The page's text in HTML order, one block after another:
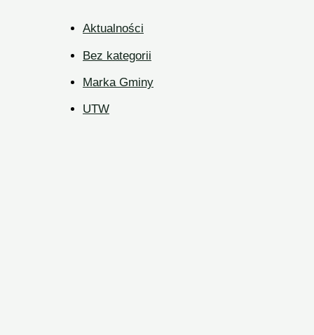
Aktualności
Bez kategorii
Marka Gminy
UTW